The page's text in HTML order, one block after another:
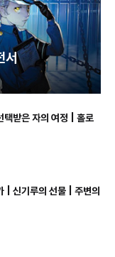
서
택받은 자의 여정 | 홀로
| 신기루의 선물 | 주변의